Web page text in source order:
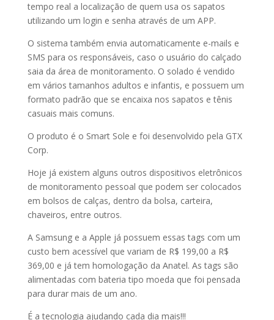
tempo real a localização de quem usa os sapatos
utilizando um login e senha através de um APP.
O sistema também envia automaticamente e-mails e
SMS para os responsáveis, caso o usuário do calçado
saia da área de monitoramento. O solado é vendido
em vários tamanhos adultos e infantis, e possuem um
formato padrão que se encaixa nos sapatos e tênis
casuais mais comuns.
O produto é o Smart Sole e foi desenvolvido pela GTX
Corp.
Hoje já existem alguns outros dispositivos eletrônicos
de monitoramento pessoal que podem ser colocados
em bolsos de calças, dentro da bolsa, carteira,
chaveiros, entre outros.
A Samsung e a Apple já possuem essas tags com um
custo bem acessível que variam de R$ 199,00 a R$
369,00 e já tem homologação da Anatel. As tags são
alimentadas com bateria tipo moeda que foi pensada
para durar mais de um ano.
É a tecnologia ajudando cada dia mais!!!